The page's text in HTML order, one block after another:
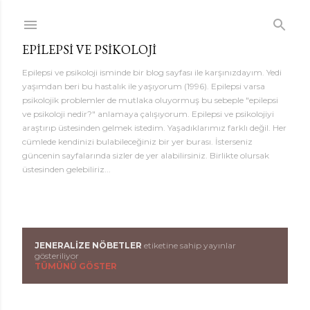
EPILEPSI VE PSIKOLOJI
Epilepsi ve psikoloji isminde bir blog sayfası ile karşınızdayım. Yedi
yaşımdan beri bu hastalık ile yaşıyorum (1996). Epilepsi varsa
psikolojik problemler de mutlaka oluyormuş bu sebeple "epilepsi
ve psikoloji nedir?" anlamaya çalışıyorum. Epilepsi ve psikolojiyi
araştırıp üstesinden gelmek istedim. Yaşadıklarımız farklı değil. Her
cümlede kendinizi bulabileceğiniz bir yer burası. İsterseniz
güncenin sayfalarında sizler de yer alabilirsiniz. Birlikte olursak
üstesinden gelebiliriz...
K
a
JENERALIZE NÖBETLER etiketine sahip yayınlar
gösteriliyor
TÜMÜNÜ GÖSTER